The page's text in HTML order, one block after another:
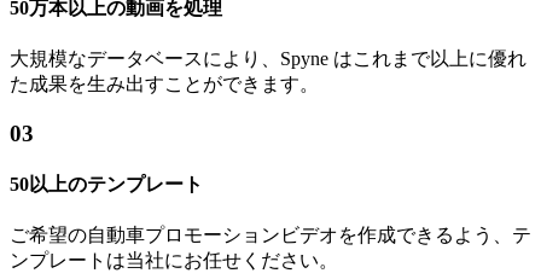
ンジション、拡張機能を簡単に追加して、洗練された高品質
のビデオを作成できます。
YouTube、Instagram、TikTok などのプラットフォーム向けに